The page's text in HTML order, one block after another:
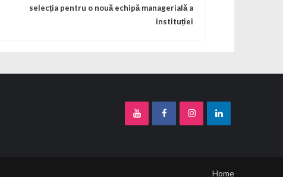
selecția pentru o nouă echipă managerială a
instituției
Home